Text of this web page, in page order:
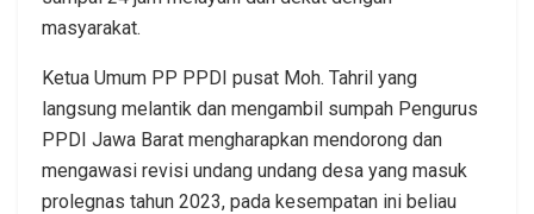
masyarakat.
Ketua Umum PP PPDI pusat Moh. Tahril yang
langsung melantik dan mengambil sumpah Pengurus
PPDI Jawa Barat mengharapkan mendorong dan
mengawasi revisi undang undang desa yang masuk
prolegnas tahun 2023, pada kesempatan ini beliau